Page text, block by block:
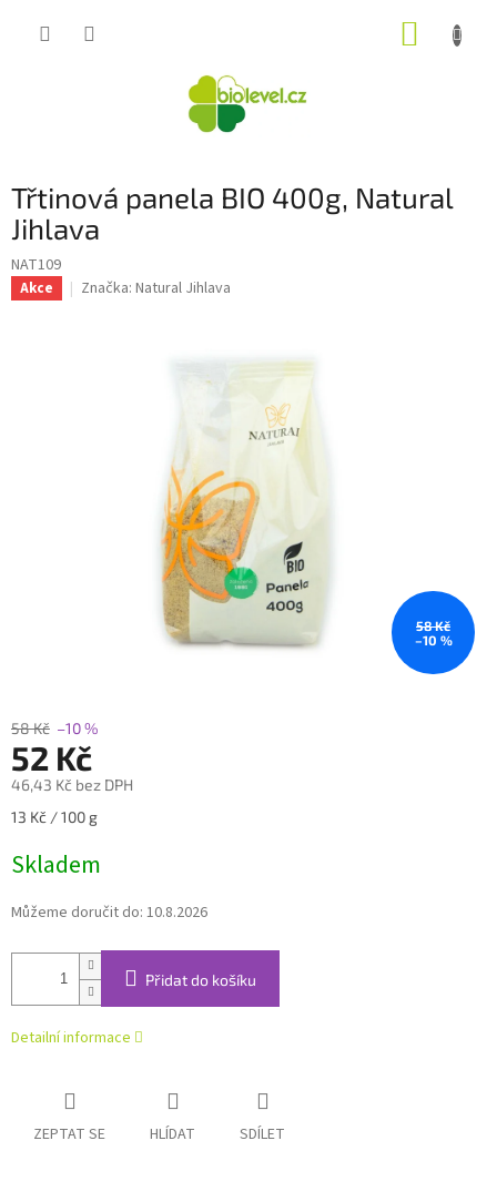
Třtinová panela BIO 400g, Natural
Jihlava
NAT109
Akce Značka: Natural Jihlava
58 Kč
–10 %
58 Kč –10 %
52 Kč
46,43 Kč bez DPH
Měrná
13 Kč / 100 g
Skladem
Můžeme doručit do: 10.8.2026
Přidat do košíku
Detailní informace
ZEPTAT SE HLÍDAT SDÍLET